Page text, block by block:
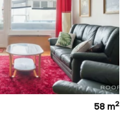
58 m2